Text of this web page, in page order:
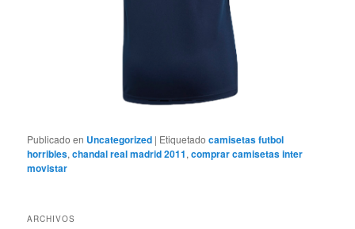
Publicado en Uncategorized | Etiquetado camisetas futbol
horribles,chandal real madrid 2011,comprar camisetas inter
movistar
ARCHIVOS